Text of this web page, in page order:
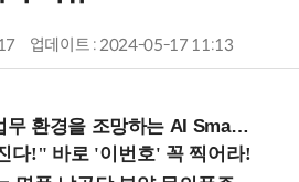
업데이트 : 2024-05-17 11:13
는 AI Smart Work Summit 2026 (9/11 코엑스)